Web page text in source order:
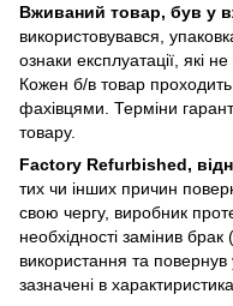
Вживаний товар, був у
використовувався,
ознаки експлуатації, які
Кожен б/в товар
фахівцями. Терміни
товару.
Factory Refurbished,
тих чи інших причин
свою чергу, виробник
необхідності замінив
використання та повернув
зазначені в